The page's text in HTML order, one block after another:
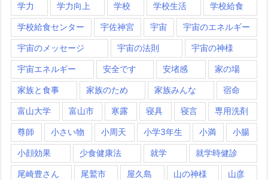
学力 学力向上 学校 学校生活 学校給食
学校給食センター 宇佐神宮 宇宙 宇宙のエネルギー
宇宙のメッセージ 宇宙の法則 宇宙の神様
宇宙エネルギー 安全です 安堵感 家の場
家族と食事 家族のため 家族みんな 宿命
富山大学 富山市 寒露 寝具 寝言 専用洗剤
尊師 小さい物 小周天 小学3年生 小満 小腸
小顔効果 少食健康法 就学 就学時健診
尾崎豊さん 尾鷲市 屋久島 山の神様 山彦